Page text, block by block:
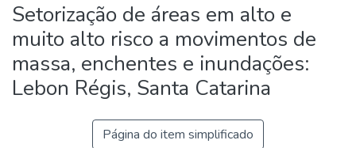
Setorização de áreas em alto e
muito alto risco a movimentos de
massa, enchentes e inundações:
Lebon Régis, Santa Catarina
Página do item simplificado